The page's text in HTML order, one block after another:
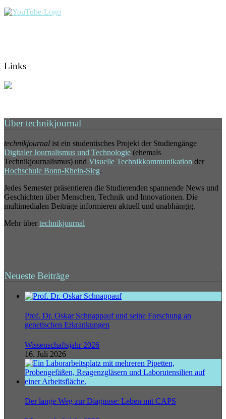
Links
Über technikjournal
technikjournal ist ein studentisches Projekt der Studiengänge
Digitaler Journalismus und Technologie (ehemals
Technikjournalismus) und Visuelle Technikkommunikation der
Hochschule Bonn-Rhein-Sieg.
Jedes Semester präsentieren die Studierenden spannende News und
Geschichten über Menschen, Technik und Innovationen. Die
multimedialen Beiträge informieren aktuell und unabhängig.
Mehr über technikjournal
Neueste Beiträge
Prof. Dr. Oskar Schnappauf und seine Forschung an
genetischen Erkrankungen
Wissenschaftsjahr 2026
16. Juli 2026
Der lange Weg zur Diagnose: Leben mit CAPS